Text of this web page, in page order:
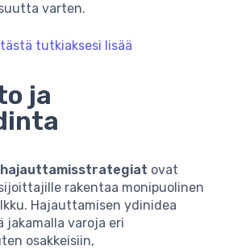
varten.
tästä tutkiaksesi lisää
ja
ovat
rakentaa monipuolinen
Hajauttamisen ydinidea
varoja eri
osakkeisiin,